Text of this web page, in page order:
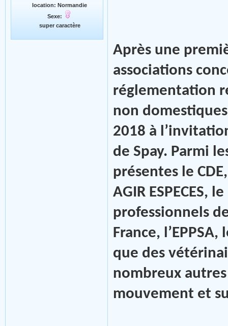
location: Normandie
Sexe:
super caractère
Après une
associations
réglementation
non
2018 à
de Spay. Parmi
présentes le CDE,
AGIR ESPECES,
professionnels
France,
que des
nombreux
mouvement et